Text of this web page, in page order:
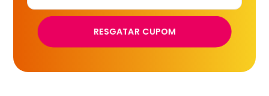
RESGATAR CUPOM